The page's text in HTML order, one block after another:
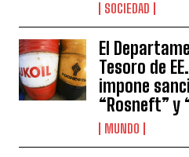
SOCIEDAD
El
Tesoro de
impone
“Rosneft” y
MUNDO